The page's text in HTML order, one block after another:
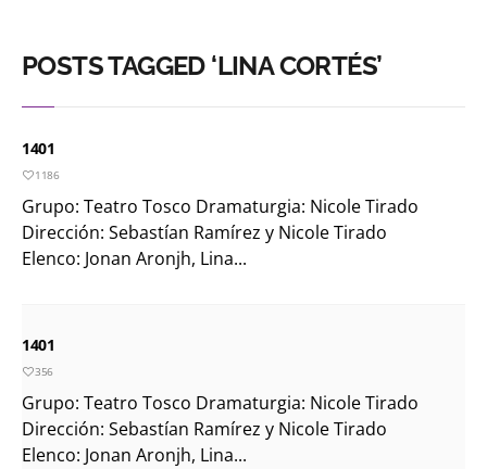
POSTS TAGGED ‘LINA CORTÉS’
1401
1186
Grupo: Teatro Tosco Dramaturgia: Nicole Tirado
Dirección: Sebastían Ramírez y Nicole Tirado
Elenco: Jonan Aronjh, Lina...
1401
356
Grupo: Teatro Tosco Dramaturgia: Nicole Tirado
Dirección: Sebastían Ramírez y Nicole Tirado
Elenco: Jonan Aronjh, Lina...